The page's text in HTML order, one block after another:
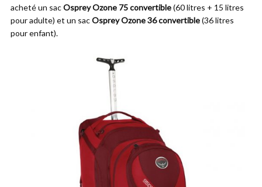
acheté un sacOsprey Ozone 75 convertible(60 litres + 15 litres
pour adulte) et un sacOsprey Ozone 36 convertible(36 litres
pour enfant).